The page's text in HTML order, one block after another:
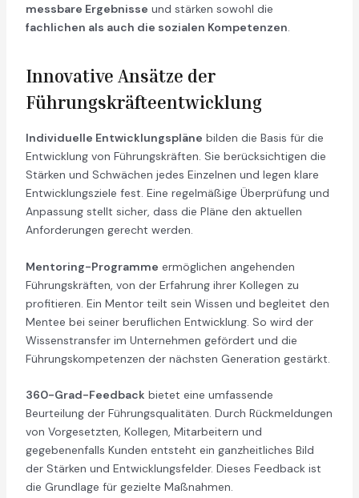
messbare Ergebnisse und stärken sowohl die
fachlichen als auch die sozialen Kompetenzen.
Innovative Ansätze der
Führungskräfteentwicklung
Individuelle Entwicklungspläne bilden die Basis für die
Entwicklung von Führungskräften. Sie berücksichtigen die
Stärken und Schwächen jedes Einzelnen und legen klare
Entwicklungsziele fest. Eine regelmäßige Überprüfung und
Anpassung stellt sicher, dass die Pläne den aktuellen
Anforderungen gerecht werden.
Mentoring-Programme ermöglichen angehenden
Führungskräften, von der Erfahrung ihrer Kollegen zu
profitieren. Ein Mentor teilt sein Wissen und begleitet den
Mentee bei seiner beruflichen Entwicklung. So wird der
Wissenstransfer im Unternehmen gefördert und die
Führungskompetenzen der nächsten Generation gestärkt.
360-Grad-Feedback bietet eine umfassende
Beurteilung der Führungsqualitäten. Durch Rückmeldungen
von Vorgesetzten, Kollegen, Mitarbeitern und
gegebenenfalls Kunden entsteht ein ganzheitliches Bild
der Stärken und Entwicklungsfelder. Dieses Feedback ist
die Grundlage für gezielte Maßnahmen.